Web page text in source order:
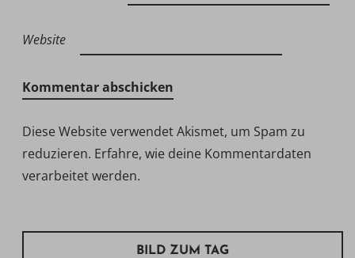
Website
Diese Website verwendet Akismet, um Spam zu
reduzieren. Erfahre, wie deine Kommentardaten
verarbeitet werden.
BILD ZUM TAG